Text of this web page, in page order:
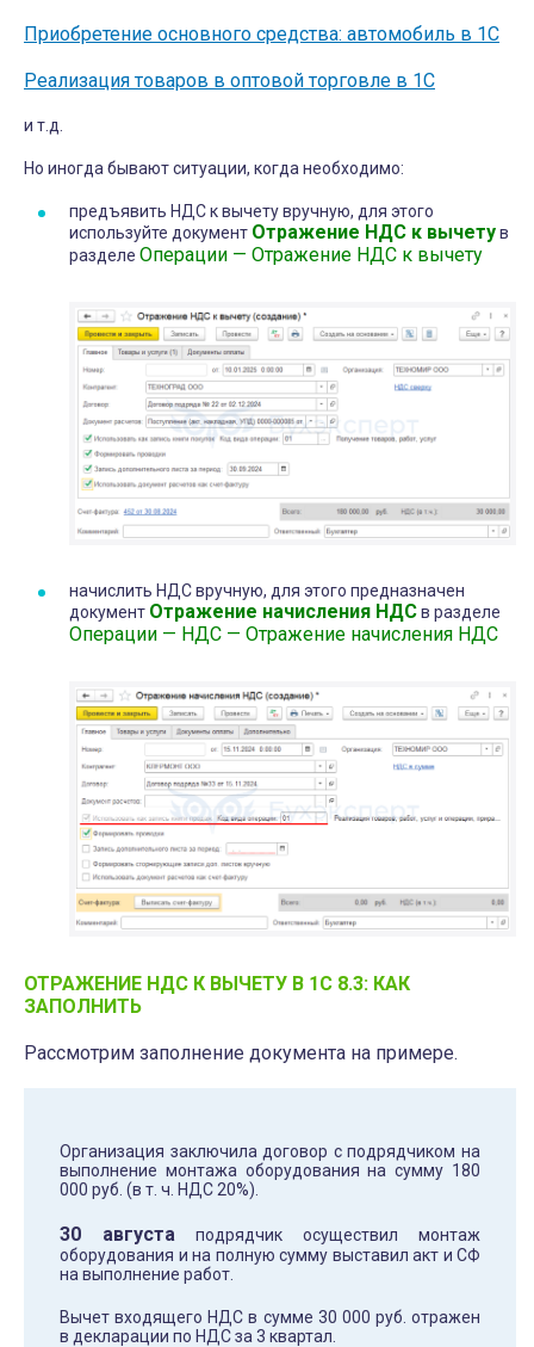
Приобретение основного средства: автомобиль в 1С
Реализация товаров в оптовой торговле в 1С
и т.д.
Но иногда бывают ситуации, когда необходимо:
предъявить НДС к вычету вручную, для этого
используйте документ Отражение НДС к вычетув
разделе Операции — Отражение НДС к вычету
начислить НДС вручную, для этого предназначен
документ Отражение начисления НДСв разделе
Операции — НДС — Отражение начисления НДС
ОТРАЖЕНИЕ НДС К ВЫЧЕТУ В 1С 8.3: КАК
ЗАПОЛНИТЬ
Рассмотрим заполнение документа на примере.
Организация заключила договор с подрядчиком на
выполнение монтажа оборудования на сумму 180
000 руб. (в т. ч. НДС 20%).
30 августа подрядчик осуществил монтаж
оборудования и на полную сумму выставил акт и СФ
на выполнение работ.
Вычет входящего НДС в сумме 30 000 руб. отражен
в декларации по НДС за 3 квартал.